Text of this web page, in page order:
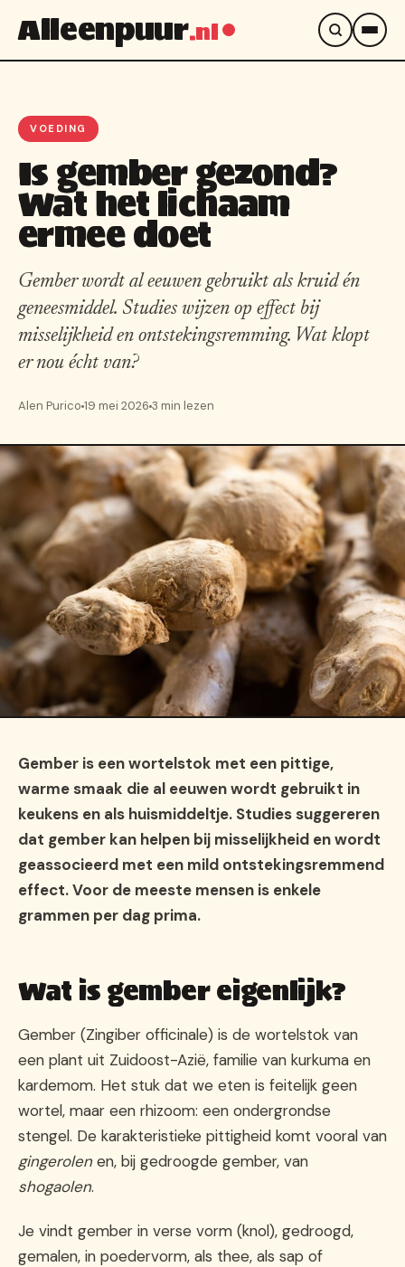
Alleenpuur.nl
VOEDING
Is gember gezond?
Wat het lichaam
ermee doet
Gember wordt al eeuwen gebruikt als kruid én
geneesmiddel. Studies wijzen op effect bij
misselijkheid en ontstekingsremming. Wat klopt
er nou écht van?
Alen Purico 19 mei 2026 3 min lezen
Gember is een wortelstok met een pittige,
warme smaak die al eeuwen wordt gebruikt in
keukens en als huismiddeltje. Studies suggereren
dat gember kan helpen bij misselijkheid en wordt
geassocieerd met een mild ontstekingsremmend
effect. Voor de meeste mensen is enkele
grammen per dag prima.
Wat is gember eigenlijk?
Gember (Zingiber officinale) is de wortelstok van
een plant uit Zuidoost-Azië, familie van kurkuma en
kardemom. Het stuk dat we eten is feitelijk geen
wortel, maar een rhizoom: een ondergrondse
stengel. De karakteristieke pittigheid komt vooral van
gingerolenen, bij gedroogde gember, van
shogaolen.
Je vindt gember in verse vorm (knol), gedroogd,
gemalen, in poedervorm, als thee, als sap of